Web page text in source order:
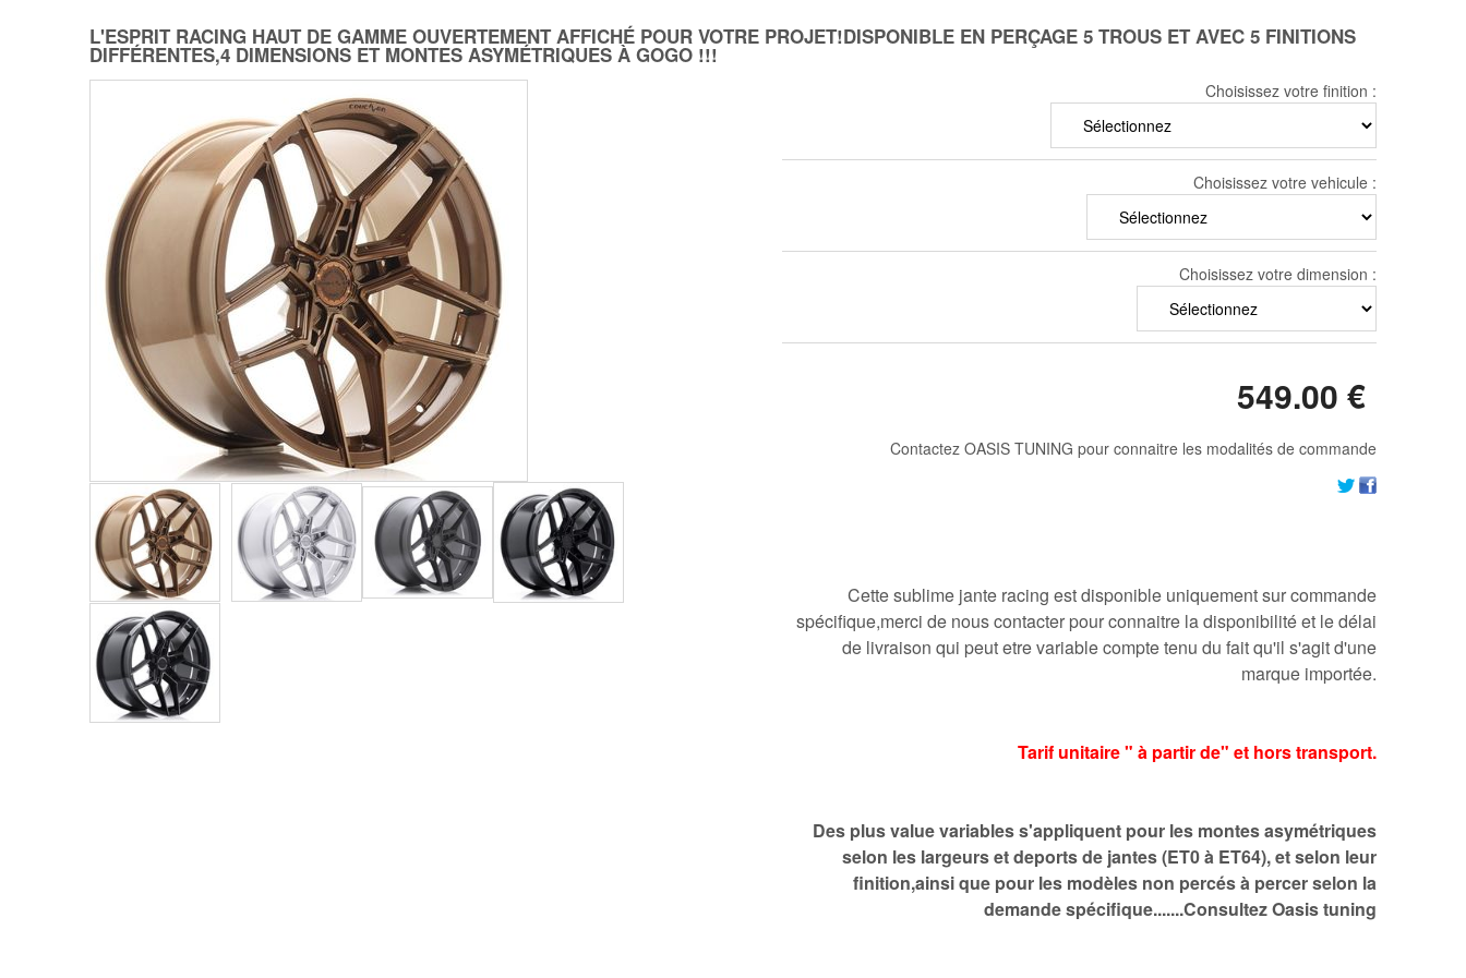
L'ESPRIT RACING HAUT DE GAMME OUVERTEMENT AFFICHÉ POUR VOTRE PROJET!DISPONIBLE EN PERÇAGE 5 TROUS ET AVEC 5 FINITIONS
DIFFÉRENTES,4 DIMENSIONS ET MONTES ASYMÉTRIQUES À GOGO !!!
Choisissez votre finition :
Choisissez votre vehicule :
Choisissez votre dimension :
549.00 €
Contactez OASIS TUNING pour connaitre les modalités de commande
Cette sublime jante racing est disponible uniquement sur commande
spécifique,merci de nous contacter pour connaitre la disponibilité et le délai
de livraison qui peut etre variable compte tenu du fait qu'il s'agit d'une
marque importée.
Tarif unitaire " à partir de" et hors transport.
Des plus value variables s'appliquent pour les montes asymétriques
selon les largeurs et deports de jantes (ET0 à ET64), et selon leur
finition,ainsi que pour les modèles non percés à percer selon la
demande spécifique.......Consultez Oasis tuning